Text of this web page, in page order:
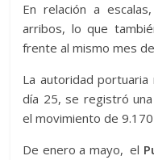
En relación a
arribos, lo que
frente al mismo mes
La autoridad
día 25, se registró
el movimiento de
De enero a mayo, el